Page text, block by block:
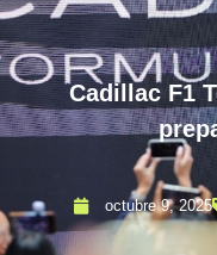
Cadillac F1
octubre 9, 2025